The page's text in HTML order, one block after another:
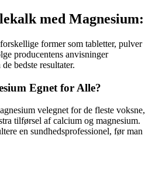
med Magnesium:
former som tabletter, pulver
producentens anvisninger
bedste resultater.
Egnet for Alle?
velegnet for de fleste voksne,
tilførsel af calcium og magnesium.
en sundhedsprofessionel, før man